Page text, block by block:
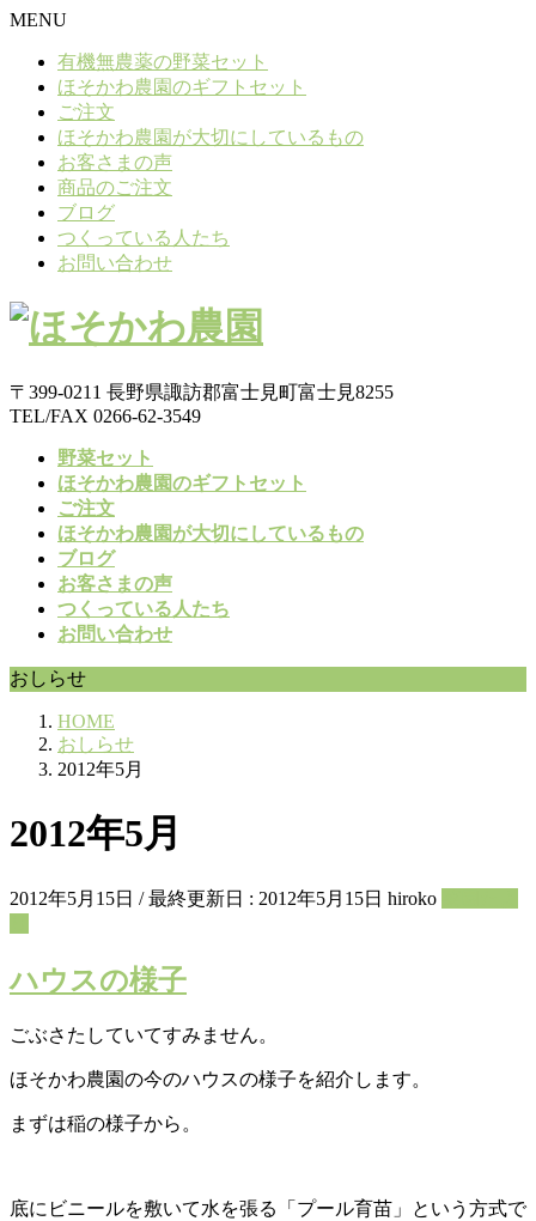
MENU
有機無農薬の野菜セット
ほそかわ農園のギフトセット
ご注文
ほそかわ農園が大切にしているもの
お客さまの声
商品のご注文
ブログ
つくっている人たち
お問い合わせ
〒399-0211 長野県諏訪郡富士見町富士見8255
TEL/FAX 0266-62-3549
野菜セット
ほそかわ農園のギフトセット
ご注文
ほそかわ農園が大切にしているもの
ブログ
お客さまの声
つくっている人たち
お問い合わせ
おしらせ
HOME
おしらせ
2012年5月
2012年5月
2012年5月15日 / 最終更新日 : 2012年5月15日 hiroko
ハウスの様子
ごぶさたしていてすみません。
ほそかわ農園の今のハウスの様子を紹介します。
まずは稲の様子から。
底にビニールを敷いて水を張る「プール育苗」という方式で